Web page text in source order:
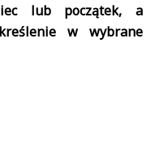
lub początek, a
w wybrane